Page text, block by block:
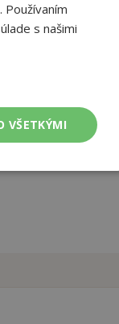
s našimi
VŠETKÝMI